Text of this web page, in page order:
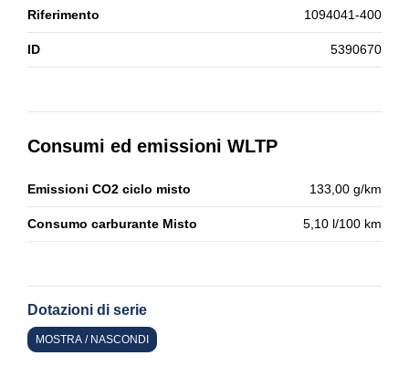
Riferimento 1094041-400
ID 5390670
Consumi ed emissioni WLTP
Emissioni CO2 ciclo misto 133,00 g/km
Consumo carburante Misto 5,10 l/100 km
Dotazioni di serie
MOSTRA / NASCONDI